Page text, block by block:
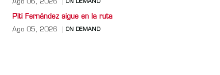
Ago 06, 2026 ON DEMAND
Piti Fernández sigue en la ruta
Ago 05, 2026 ON DEMAND